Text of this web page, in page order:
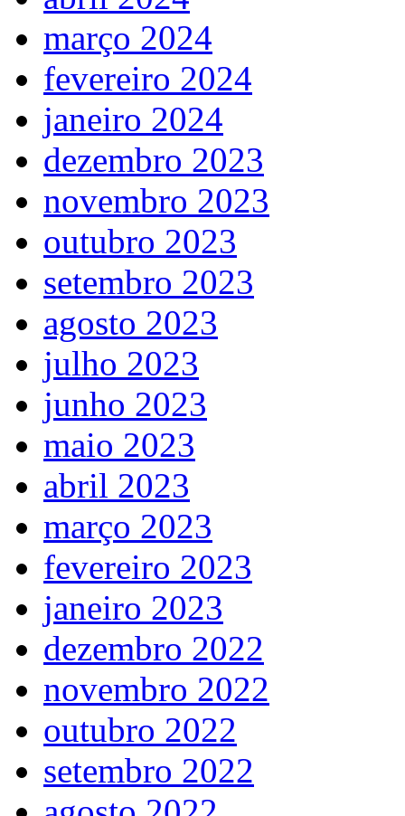
março 2024
fevereiro 2024
janeiro 2024
dezembro 2023
novembro 2023
outubro 2023
setembro 2023
agosto 2023
julho 2023
junho 2023
maio 2023
abril 2023
março 2023
fevereiro 2023
janeiro 2023
dezembro 2022
novembro 2022
outubro 2022
setembro 2022